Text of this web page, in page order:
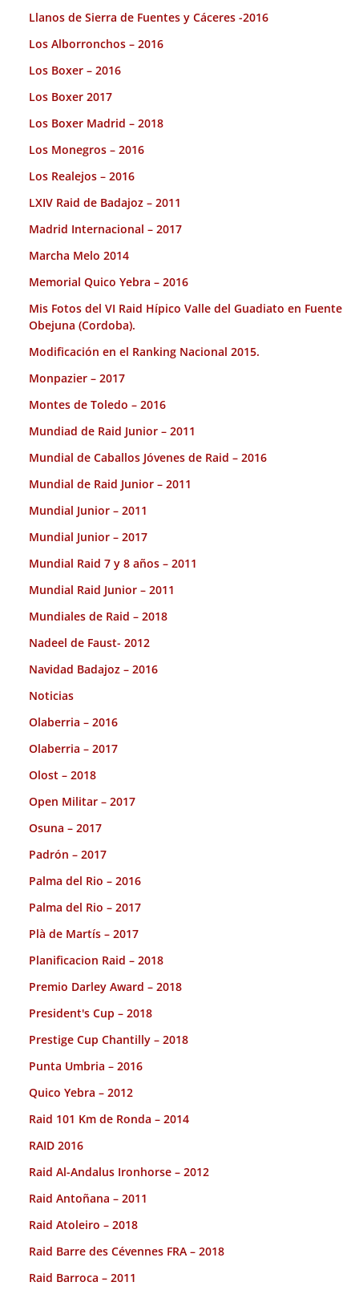
Llanos de Sierra de Fuentes y Cáceres -2016
Los Alborronchos – 2016
Los Boxer – 2016
Los Boxer 2017
Los Boxer Madrid – 2018
Los Monegros – 2016
Los Realejos – 2016
LXIV Raid de Badajoz – 2011
Madrid Internacional – 2017
Marcha Melo 2014
Memorial Quico Yebra – 2016
Mis Fotos del VI Raid Hípico Valle del Guadiato en Fuente
Obejuna (Cordoba).
Modificación en el Ranking Nacional 2015.
Monpazier – 2017
Montes de Toledo – 2016
Mundiad de Raid Junior – 2011
Mundial de Caballos Jóvenes de Raid – 2016
Mundial de Raid Junior – 2011
Mundial Junior – 2011
Mundial Junior – 2017
Mundial Raid 7 y 8 años – 2011
Mundial Raid Junior – 2011
Mundiales de Raid – 2018
Nadeel de Faust- 2012
Navidad Badajoz – 2016
Noticias
Olaberria – 2016
Olaberria – 2017
Olost – 2018
Open Militar – 2017
Osuna – 2017
Padrón – 2017
Palma del Rio – 2016
Palma del Rio – 2017
Plà de Martís – 2017
Planificacion Raid – 2018
Premio Darley Award – 2018
President's Cup – 2018
Prestige Cup Chantilly – 2018
Punta Umbria – 2016
Quico Yebra – 2012
Raid 101 Km de Ronda – 2014
RAID 2016
Raid Al-Andalus Ironhorse – 2012
Raid Antoñana – 2011
Raid Atoleiro – 2018
Raid Barre des Cévennes FRA – 2018
Raid Barroca – 2011